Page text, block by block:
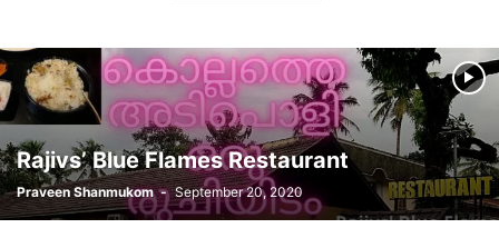
Rajivs’ Blue Flames Restaurant
Praveen Shanmukom - September 20, 2020